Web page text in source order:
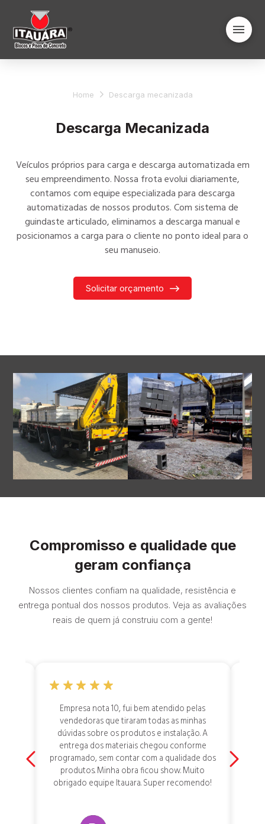
Home Descarga mecanizada
Descarga Mecanizada
Veículos próprios para carga e descarga automatizada em
seu empreendimento. Nossa frota evolui diariamente,
contamos com equipe especializada para descarga
automatizadas de nossos produtos. Com sistema de
guindaste articulado, eliminamos a descarga manual e
posicionamos a carga para o cliente no ponto ideal para o
seu manuseio.
Solicitar orçamento
Compromisso e qualidade que
geram confiança
Nossos clientes confiam na qualidade, resistência e
entrega pontual dos nossos produtos. Veja as avaliações
reais de quem já construiu com a gente!
Empresa nota 10, fui bem atendido pelas
vendedoras que tiraram todas as minhas
dúvidas sobre os produtos e instalação. A
entrega dos materiais chegou conforme
programado, sem contar com a qualidade dos
produtos. Minha obra ficou show. Muito
obrigado equipe Itauara. Super recomendo!